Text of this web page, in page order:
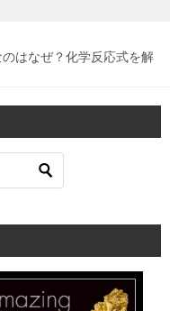
はなぜ？化学反応式を解